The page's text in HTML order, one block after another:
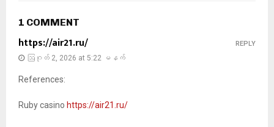
1 COMMENT
https://air21.ru/
ဩဂုတ် 2, 2026 at 5:22 မနက်
References:
Ruby casino https://air21.ru/
REPLY